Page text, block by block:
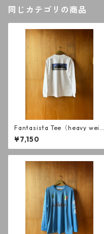
同じカテゴリの商品
Fantasista Tee（heavy weig
ht） long sleeve WH
¥7,150